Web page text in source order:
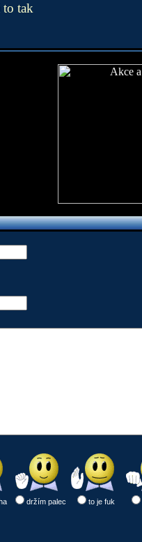
to tak
držím palec to je fuk